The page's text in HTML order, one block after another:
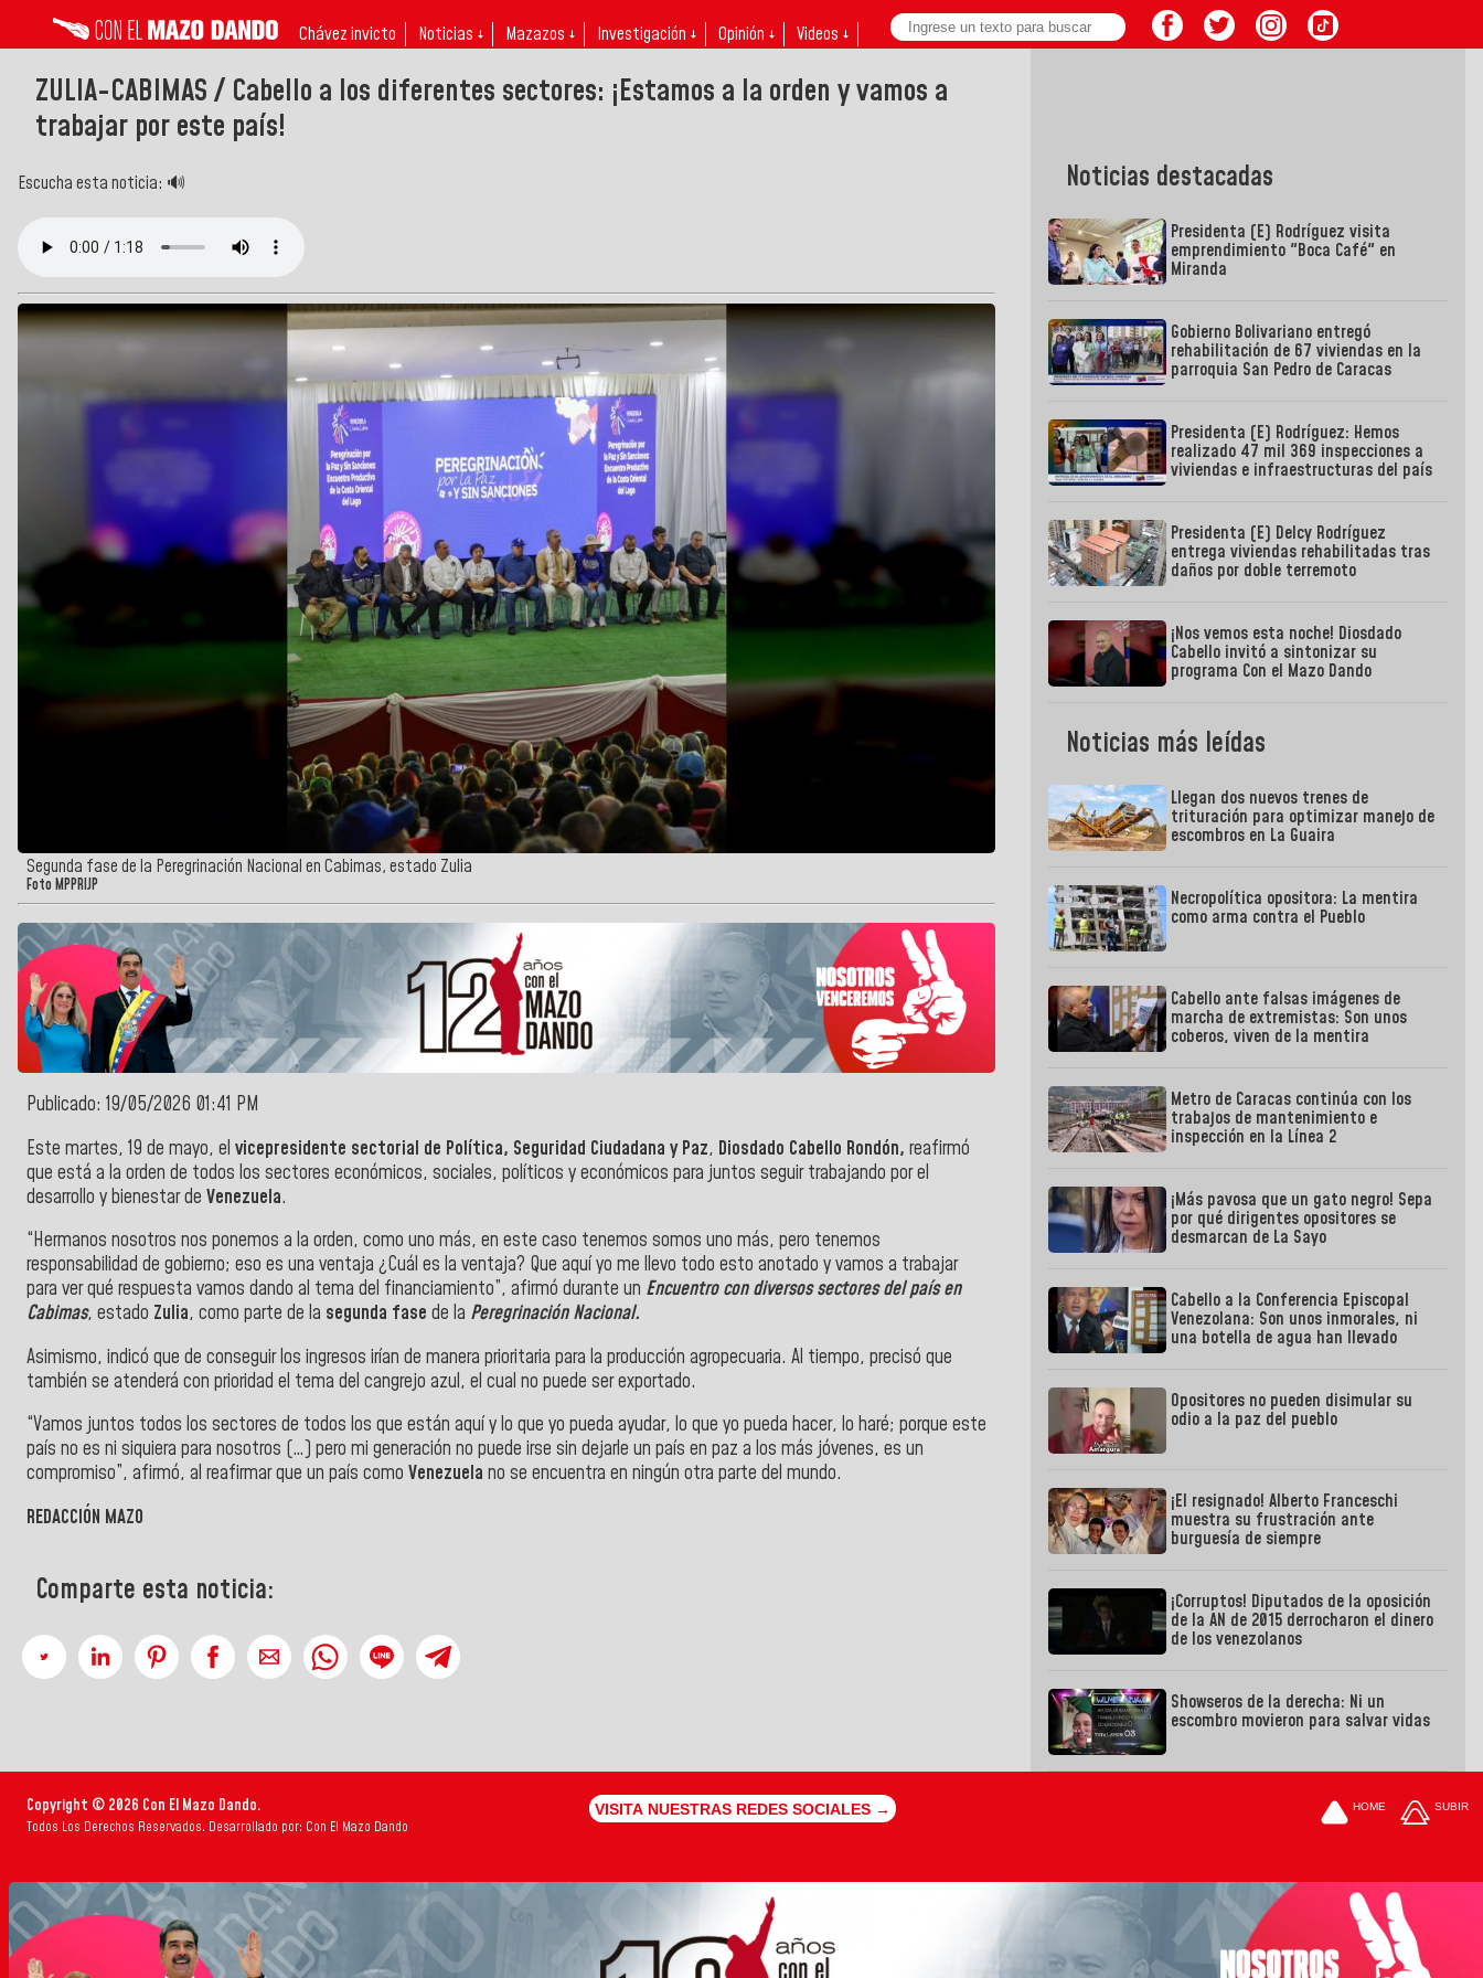
Chávez invicto Noticias ↓ Mazazos ↓ Investigación ↓ Opinión ↓ Videos ↓
ZULIA-CABIMAS / Cabello a los diferentes sectores: ¡Estamos a la orden y vamos a
trabajar por este país!
Escucha esta noticia: 🔊
Segunda fase de la Peregrinación Nacional en Cabimas, estado Zulia
Foto MPPRIJP
Publicado: 19/05/2026 01:41 PM
Este martes, 19 de mayo, el vicepresidente sectorial de Política, Seguridad Ciudadana y Paz, Diosdado Cabello Rondón, reafirmó
que está a la orden de todos los sectores económicos, sociales, políticos y económicos para juntos seguir trabajando por el
desarrollo y bienestar de Venezuela.
“Hermanos nosotros nos ponemos a la orden, como uno más, en este caso tenemos somos uno más, pero tenemos
responsabilidad de gobierno; eso es una ventaja ¿Cuál es la ventaja? Que aquí yo me llevo todo esto anotado y vamos a trabajar
para ver qué respuesta vamos dando al tema del financiamiento”, afirmó durante un Encuentro con diversos sectores del país en
Cabimas, estado Zulia, como parte de la segunda fase de la Peregrinación Nacional.
Asimismo, indicó que de conseguir los ingresos irían de manera prioritaria para la producción agropecuaria. Al tiempo, precisó que
también se atenderá con prioridad el tema del cangrejo azul, el cual no puede ser exportado.
“Vamos juntos todos los sectores de todos los que están aquí y lo que yo pueda ayudar, lo que yo pueda hacer, lo haré; porque este
país no es ni siquiera para nosotros (…) pero mi generación no puede irse sin dejarle un país en paz a los más jóvenes, es un
compromiso”, afirmó, al reafirmar que un país como Venezuela no se encuentra en ningún otra parte del mundo.
REDACCIÓN MAZO
Comparte esta noticia:
Noticias destacadas
Presidenta (E) Rodríguez visita
emprendimiento "Boca Café" en
Miranda
Gobierno Bolivariano entregó
rehabilitación de 67 viviendas en la
parroquia San Pedro de Caracas
Presidenta (E) Rodríguez: Hemos
realizado 47 mil 369 inspecciones a
viviendas e infraestructuras del país
Presidenta (E) Delcy Rodríguez
entrega viviendas rehabilitadas tras
daños por doble terremoto
¡Nos vemos esta noche! Diosdado
Cabello invitó a sintonizar su
programa Con el Mazo Dando
Noticias más leídas
Llegan dos nuevos trenes de
trituración para optimizar manejo de
escombros en La Guaira
Necropolítica opositora: La mentira
como arma contra el Pueblo
Cabello ante falsas imágenes de
marcha de extremistas: Son unos
coberos, viven de la mentira
Metro de Caracas continúa con los
trabajos de mantenimiento e
inspección en la Línea 2
¡Más pavosa que un gato negro! Sepa
por qué dirigentes opositores se
desmarcan de La Sayo
Cabello a la Conferencia Episcopal
Venezolana: Son unos inmorales, ni
una botella de agua han llevado
Opositores no pueden disimular su
odio a la paz del pueblo
¡El resignado! Alberto Franceschi
muestra su frustración ante
burguesía de siempre
¡Corruptos! Diputados de la oposición
de la AN de 2015 derrocharon el dinero
de los venezolanos
Showseros de la derecha: Ni un
escombro movieron para salvar vidas
Copyright © 2026 Con El Mazo Dando.
Todos Los Derechos Reservados. Desarrollado por: Con El Mazo Dando
VISITA NUESTRAS REDES SOCIALES → HOME SUBIR